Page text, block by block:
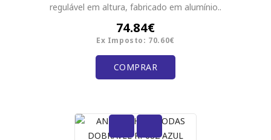
regulável em altura, fabricado em alumínio..
74.84€
Ex Imposto: 70.60€
COMPRAR